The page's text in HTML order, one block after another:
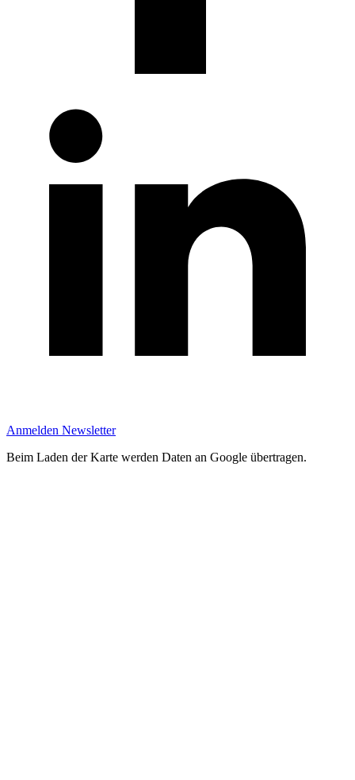
Anmelden Newsletter
Beim Laden der Karte werden Daten an Google übertragen.